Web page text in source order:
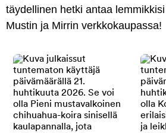
täydellinen hetki antaa
Mustin ja Mirrin verkkokaupassa!